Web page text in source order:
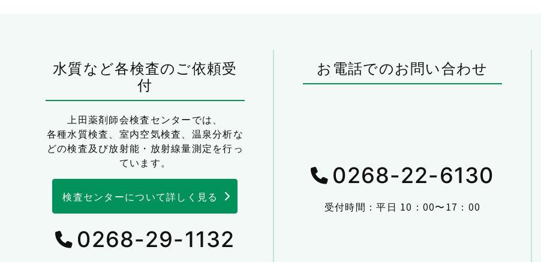
水質など各検査のご依頼受
付
上田薬剤師会検査センターでは、
各種水質検査、室内空気検査、温泉分析な
どの検査及び放射能・放射線量測定を行っ
ています。
検査センターについて詳しく見る
0268-29-1132
お電話でのお問い合わせ
0268-22-6130
受付時間：平日 10：00〜17：00